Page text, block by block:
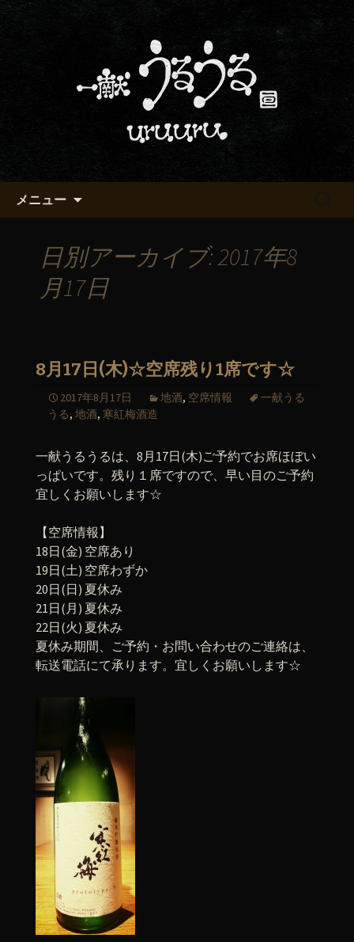
京都・五条でおいしい地酒が飲
める「一献うるうる」のブロ
京都・五条烏丸の町屋居酒屋「一献う
るうる」からのお知らせ
メニュー
日別アーカイブ: 2017年8
月17日
8月17日(木)☆空席残り1席です☆
2017年8月17日 地酒, 空席情報
一献うる
うる, 地酒, 寒紅梅酒造
一献うるうるは、8月17日(木)ご予約でお席ほぼい
っぱいです。残り１席ですので、早い目のご予約
宜しくお願いします☆
【空席情報】
18日(金) 空席あり
19日(土) 空席わずか
20日(日) 夏休み
21日(月) 夏休み
22日(火) 夏休み
夏休み期間、ご予約・お問い合わせのご連絡は、
転送電話にて承ります。宜しくお願いします☆